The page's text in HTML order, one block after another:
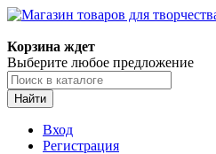
Корзина ждет
Выберите любое предложение
Найти
Вход
Регистрация